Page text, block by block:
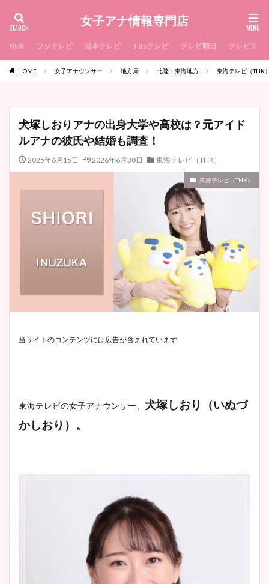
女子アナ情報専門店
NHK フジテレビ 日本テレビ TBSテレビ テレビ朝日 テレビ東京
HOME 女子アナウンサー 地方局 北陸・東海地方 東海テレビ（THK
犬塚しおりアナの出身大学や高校は？元アイド
ルアナの彼氏や結婚も調査！
2025年6月15日 2026年6月30日 東海テレビ（THK）
東海テレビ（THK）
当サイトのコンテンツには広告が含まれています
東海テレビの女子アナウンサー、 犬塚しおり（いぬづ
かしおり）。